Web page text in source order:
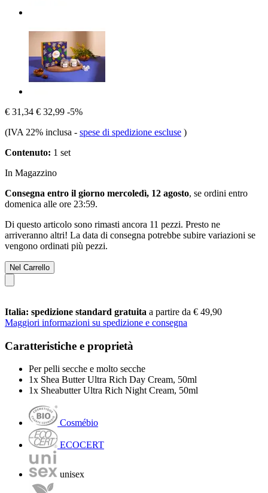
€ 31,34 € 32,99 -5%
(IVA 22% inclusa - spese di spedizione escluse )
Contenuto: 1 set
In Magazzino
Consegna entro il giorno mercoledì, 12 agosto, se ordini entro
domenica alle ore 23:59.
Di questo articolo sono rimasti ancora 11 pezzi. Presto ne
arriveranno altri! La data di consegna potrebbe subire variazioni se
vengono ordinati più pezzi.
Nel Carrello
Italia: spedizione standard gratuita a partire da € 49,90
Maggiori informazioni su spedizione e consegna
Caratteristiche e proprietà
Per pelli secche e molto secche
1x Shea Butter Ultra Rich Day Cream, 50ml
1x Sheabutter Ultra Rich Night Cream, 50ml
Cosmébio
ECOCERT
unisex